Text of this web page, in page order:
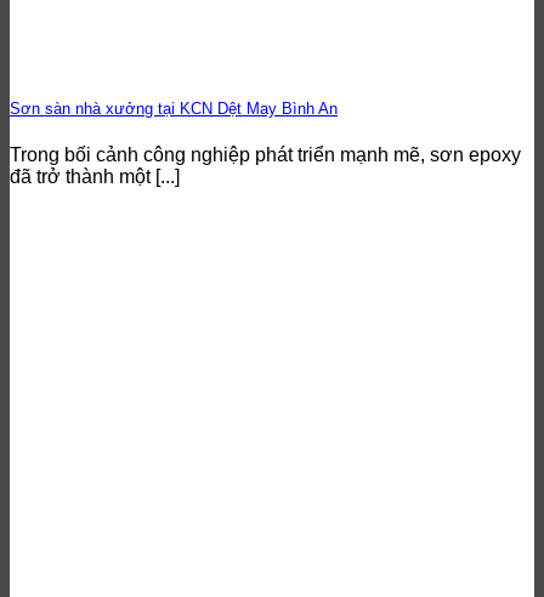
Sơn sàn nhà xưởng tại KCN Dệt May Bình An
Trong bối cảnh công nghiệp phát triển mạnh mẽ, sơn epoxy
đã trở thành một [...]